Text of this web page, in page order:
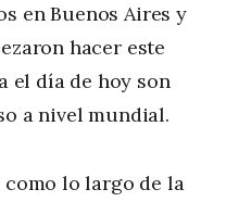
en Buenos Aires y
hacer este
el día de hoy son
a nivel mundial.
lo largo de la